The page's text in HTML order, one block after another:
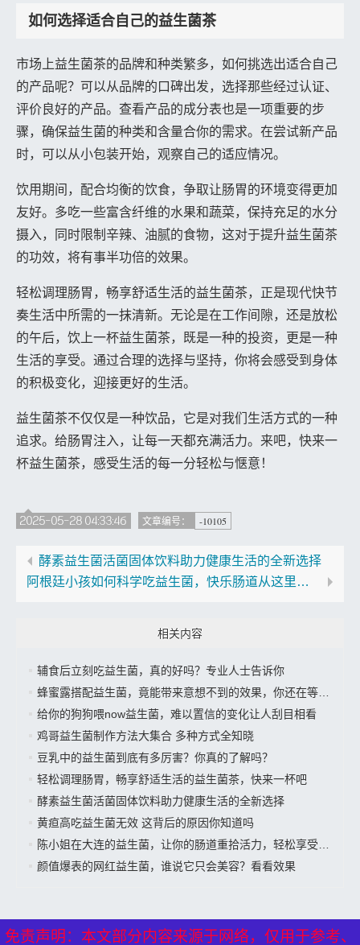
如何选择适合自己的益生菌茶
市场上益生菌茶的品牌和种类繁多，如何挑选出适合自己
的产品呢？可以从品牌的口碑出发，选择那些经过认证、
评价良好的产品。查看产品的成分表也是一项重要的步
骤，确保益生菌的种类和含量合你的需求。在尝试新产品
时，可以从小包装开始，观察自己的适应情况。
饮用期间，配合均衡的饮食，争取让肠胃的环境变得更加
友好。多吃一些富含纤维的水果和蔬菜，保持充足的水分
摄入，同时限制辛辣、油腻的食物，这对于提升益生菌茶
的功效，将有事半功倍的效果。
轻松调理肠胃，畅享舒适生活的益生菌茶，正是现代快节
奏生活中所需的一抹清新。无论是在工作间隙，还是放松
的午后，饮上一杯益生菌茶，既是一种的投资，更是一种
生活的享受。通过合理的选择与坚持，你将会感受到身体
的积极变化，迎接更好的生活。
益生菌茶不仅仅是一种饮品，它是对我们生活方式的一种
追求。给肠胃注入，让每一天都充满活力。来吧，快来一
杯益生菌茶，感受生活的每一分轻松与惬意！
2025-05-28 04:33:46 文章编号： -10105
酵素益生菌活菌固体饮料助力健康生活的全新选择
阿根廷小孩如何科学吃益生菌，快乐肠道从这里开始
相关内容
辅食后立刻吃益生菌，真的好吗？专业人士告诉你
蜂蜜露搭配益生菌，竟能带来意想不到的效果，你还在等什么？
给你的狗狗喂now益生菌，难以置信的变化让人刮目相看
鸡哥益生菌制作方法大集合 多种方式全知晓
豆乳中的益生菌到底有多厉害？你真的了解吗？
轻松调理肠胃，畅享舒适生活的益生菌茶，快来一杯吧
酵素益生菌活菌固体饮料助力健康生活的全新选择
黄疸高吃益生菌无效 这背后的原因你知道吗
陈小姐在大连的益生菌，让你的肠道重拾活力，轻松享受美好生活”
颜值爆表的网红益生菌，谁说它只会美容？看看效果
免责声明：本文部分内容来源于网络，仅用于参考、
免责声明：本文部分内容来源于网络，仅用于参考、